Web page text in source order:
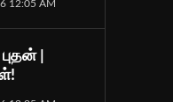
12:05 AM
|